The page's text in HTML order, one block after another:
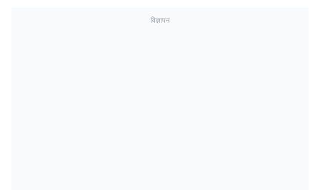
विज्ञापन